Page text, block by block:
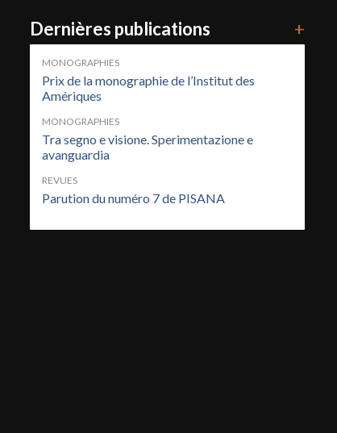
Dernières publications +
MONOGRAPHIES
Prix de la monographie de l’Institut des
Amériques
MONOGRAPHIES
Tra segno e visione. Sperimentazione e
avanguardia
REVUES
Parution du numéro 7 de PISANA